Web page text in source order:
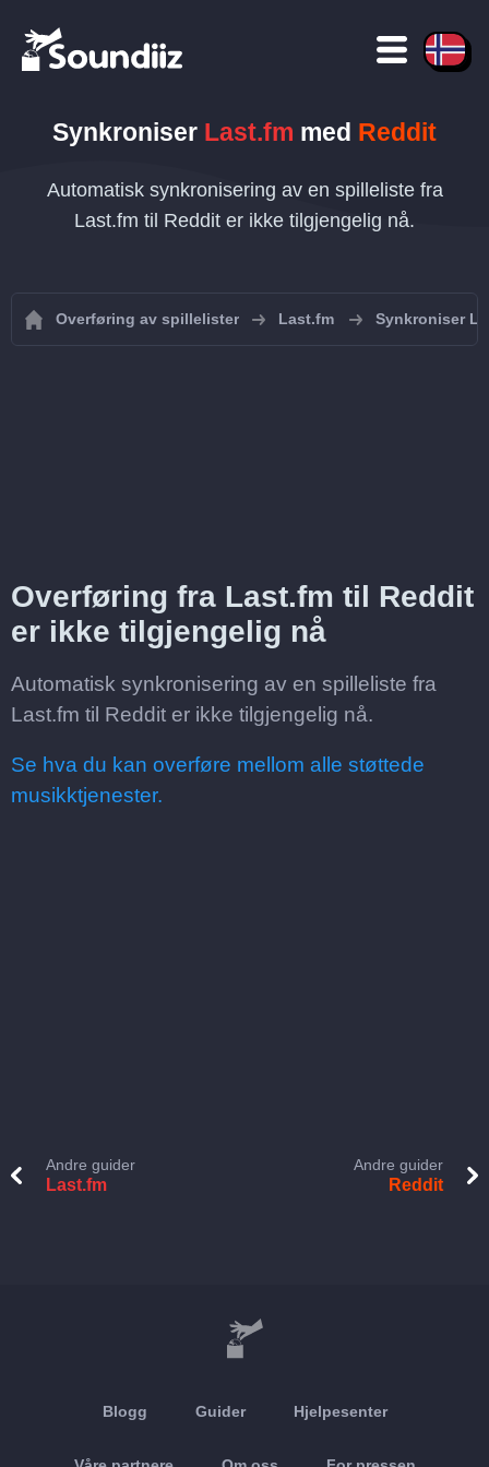
Synkroniser Last.fm med Reddit
Automatisk synkronisering av en spilleliste fra
Last.fm til Reddit er ikke tilgjengelig nå.
Overføring av spillelister Last.fm Synkroniser
Overføring fra Last.fm til Reddit
er ikke tilgjengelig nå
Automatisk synkronisering av en spilleliste fra
Last.fm til Reddit er ikke tilgjengelig nå.
Se hva du kan overføre mellom alle støttede
musikktjenester.
Andre guider
Last.fm
Andre guider
Reddit
Blogg Guider Hjelpesenter